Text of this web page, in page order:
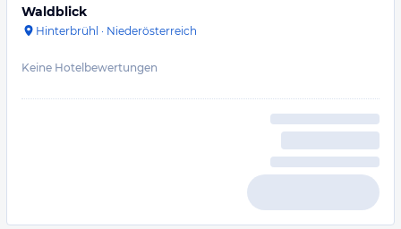
Waldblick
Hinterbrühl · Niederösterreich
Keine Hotelbewertungen